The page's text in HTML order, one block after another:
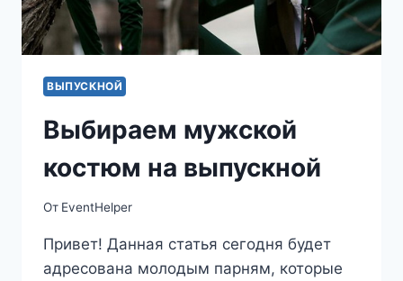
ВЫПУСКНОЙ
Выбираем мужской
костюм на выпускной
От EventHelper
Привет! Данная статья сегодня будет
адресована молодым парням, которые